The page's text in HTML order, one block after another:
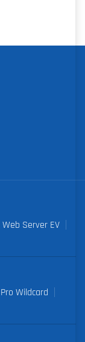
Web Server EV
Wildcard